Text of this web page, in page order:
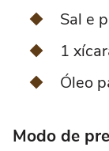
Sal e
1
Óleo
Modo de